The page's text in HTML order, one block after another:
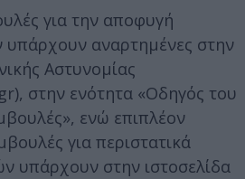
για την αποφυγή
υπάρχουν αναρτημένες στην
Αστυνομίας
στην ενότητα «Οδηγός του
ενώ επιπλέον
για περιστατικά
υπάρχουν στην ιστοσελίδα